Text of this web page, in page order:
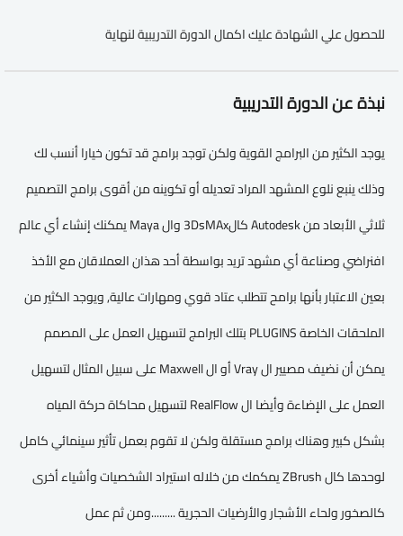
للحصول علي الشهادة عليك اكمال الدورة التدريبية لنهاية
نبذة عن الدورة التدريبية
يوجد الكثير من البرامج القوية ولكن توجد برامج قد تكون خيارا أنسب لك
وذلك ينبع نلوع المشهد المراد تعديله أو تكوينه من أقوى برامج التصميم
ثلاثي الأبعاد من Autodesk كال3DsMAx وال Maya يمكنك إنشاء أي عالم
افنراضي وصناعة أي مشهد تريد بواسطة أحد هذان العملاقان مع الأخذ
بعين الاعتبار بأنها برامح تتطلب عتاد قوي ومهارات عالية, ويوجد الكثير من
الملحقات الخاصة PLUGINS بتلك البرامج لتسهيل العمل على المصمم
يمكن أن نضيف مصيير ال Vray أو ال Maxwell على سبيل المثال لتسهيل
العمل على الإضاءة وأيضا ال RealFlow لتسهيل محاكاة حركة المياه
بشكل كبير وهناك برامج مستقلة ولكن لا تقوم بعمل تأثير سينمائي كامل
لوحدها كال ZBrush يمكمك من خلاله استيراد الشخصيات وأشياء أخرى
كالصخور ولحاء الأشجار والأرضيات الحجرية .........ومن ثم عمل